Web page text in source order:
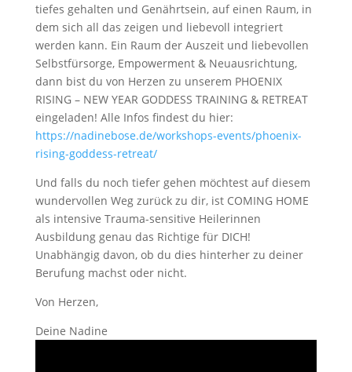
tiefes gehalten und Genährtsein, auf einen Raum, in
dem sich all das zeigen und liebevoll integriert
werden kann. Ein Raum der Auszeit und liebevollen
Selbstfürsorge, Empowerment & Neuausrichtung,
dann bist du von Herzen zu unserem PHOENIX
RISING – NEW YEAR GODDESS TRAINING & RETREAT
eingeladen! Alle Infos findest du hier:
https://nadinebose.de/workshops-events/phoenix-
rising-goddess-retreat/
Und falls du noch tiefer gehen möchtest auf diesem
wundervollen Weg zurück zu dir, ist COMING HOME
als intensive Trauma-sensitive Heilerinnen
Ausbildung genau das Richtige für DICH!
Unabhängig davon, ob du dies hinterher zu deiner
Berufung machst oder nicht.
Von Herzen,
Deine Nadine